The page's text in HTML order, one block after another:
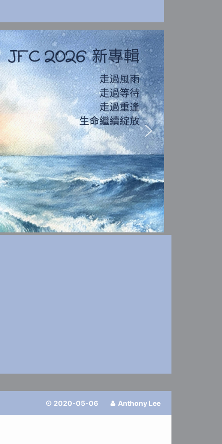
 2020-05-06  Anthony Lee